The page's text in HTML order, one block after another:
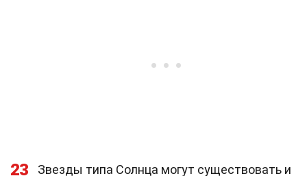
23
Звезды типа Солнца могут существовать и